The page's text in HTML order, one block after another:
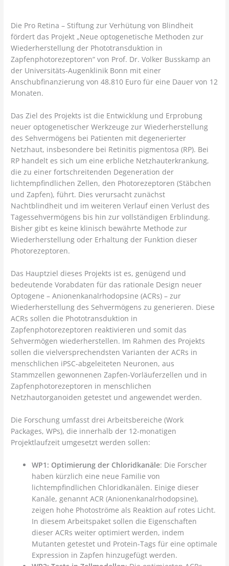
Die Pro Retina – Stiftung zur Verhütung von Blindheit
fördert das Projekt „Neue optogenetische Methoden zur
Wiederherstellung der Phototransduktion in
Zapfenphotorezeptoren“ von Prof. Dr. Volker Busskamp an
der Universitäts-Augenklinik Bonn mit einer
Anschubfinanzierung von 48.810 Euro für eine Dauer von 12
Monaten.
Das Ziel des Projekts ist die Entwicklung und Erprobung
neuer optogenetischer Werkzeuge zur Wiederherstellung
des Sehvermögens bei Patienten mit degenerierter
Netzhaut, insbesondere bei Retinitis pigmentosa (RP). Bei
RP handelt es sich um eine erbliche Netzhauterkrankung,
die zu einer fortschreitenden Degeneration der
lichtempfindlichen Zellen, den Photorezeptoren (Stäbchen
und Zapfen), führt. Dies verursacht zunächst
Nachtblindheit und im weiteren Verlauf einen Verlust des
Tagessehvermögens bis hin zur vollständigen Erblindung.
Bisher gibt es keine klinisch bewährte Methode zur
Wiederherstellung oder Erhaltung der Funktion dieser
Photorezeptoren.
Das Hauptziel dieses Projekts ist es, genügend und
bedeutende Vorabdaten für das rationale Design neuer
Optogene – Anionenkanalrhodopsine (ACRs) – zur
Wiederherstellung des Sehvermögens zu generieren. Diese
ACRs sollen die Phototransduktion in
Zapfenphotorezeptoren reaktivieren und somit das
Sehvermögen wiederherstellen. Im Rahmen des Projekts
sollen die vielversprechendsten Varianten der ACRs in
menschlichen iPSC-abgeleiteten Neuronen, aus
Stammzellen gewonnenen Zapfen-Vorläuferzellen und in
Zapfenphotorezeptoren in menschlichen
Netzhautorganoiden getestet und angewendet werden.
Die Forschung umfasst drei Arbeitsbereiche (Work
Packages, WPs), die innerhalb der 12-monatigen
Projektlaufzeit umgesetzt werden sollen:
WP1: Optimierung der Chloridkanäle: Die Forscher
haben kürzlich eine neue Familie von
lichtempfindlichen Chloridkanälen. Einige dieser
Kanäle, genannt ACR (Anionenkanalrhodopsine),
zeigen hohe Photoströme als Reaktion auf rotes Licht.
In diesem Arbeitspaket sollen die Eigenschaften
dieser ACRs weiter optimiert werden, indem
Mutanten getestet und Protein-Tags für eine optimale
Expression in Zapfen hinzugefügt werden.